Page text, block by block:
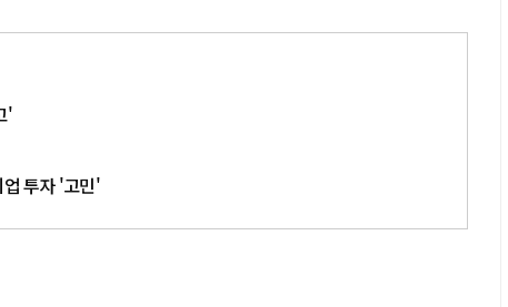
'
투자 '고민'